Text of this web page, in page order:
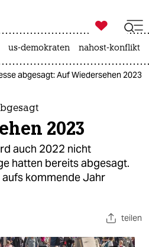
ich
ich

taz zahl ich
us-demokraten nahost-konflikt
abgesagt: Auf Wiedersehen 2023
2023
auch 2022 nicht
hatten bereits abgesagt.
aufs kommende Jahr
teilen